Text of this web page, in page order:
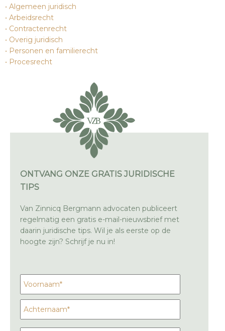
Algemeen juridisch
Arbeidsrecht
Contractenrecht
Overig juridisch
Personen en familierecht
Procesrecht
ONTVANG ONZE GRATIS JURIDISCHE
TIPS
Van Zinnicq Bergmann advocaten publiceert
regelmatig een gratis e-mail-nieuwsbrief met
daarin juridische tips. Wil je als eerste op de
hoogte zijn? Schrijf je nu in!